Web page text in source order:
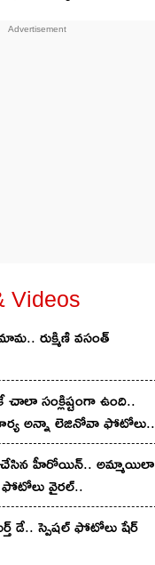
Videos
రుక్మిణి వసంత్
చాలా సంక్లిష్టంగా ఉంది..
అన్నా లెజినోవా ఫోటోలు..
డే చేసిన హీరోయిన్‌.. అమ్మాయిలా
ఫోటోలు వైర‌ల్‌..
డే.. స్పెష‌ల్ ఫోటోలు షేర్